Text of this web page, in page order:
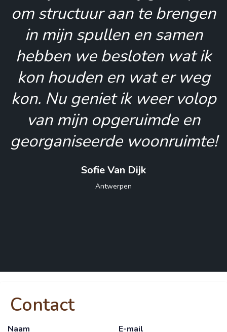
om structuur aan te brengen
in mijn spullen en samen
hebben we besloten wat ik
kon houden en wat er weg
kon. Nu geniet ik weer volop
van mijn opgeruimde en
georganiseerde woonruimte!
Sofie Van Dijk
Antwerpen
Contact
Naam E-mail